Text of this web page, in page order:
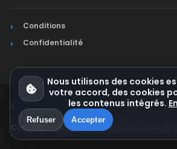
Conditions
Confidentialité
© Jura Synchro 2015-2026. Tous droits
Conditions générales Politique de
Nous utilisons des cookies
votre accord, des cookies
les contenus intégrés.
Refuser Accepter